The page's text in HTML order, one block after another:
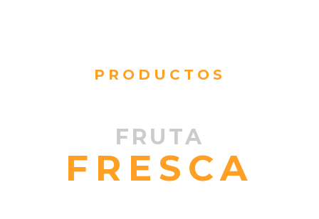
PRODUCTOS
FRUTA
FRESCA